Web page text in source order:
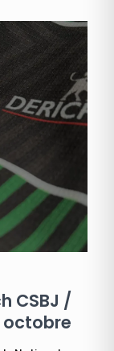
CSBJ /
octobre